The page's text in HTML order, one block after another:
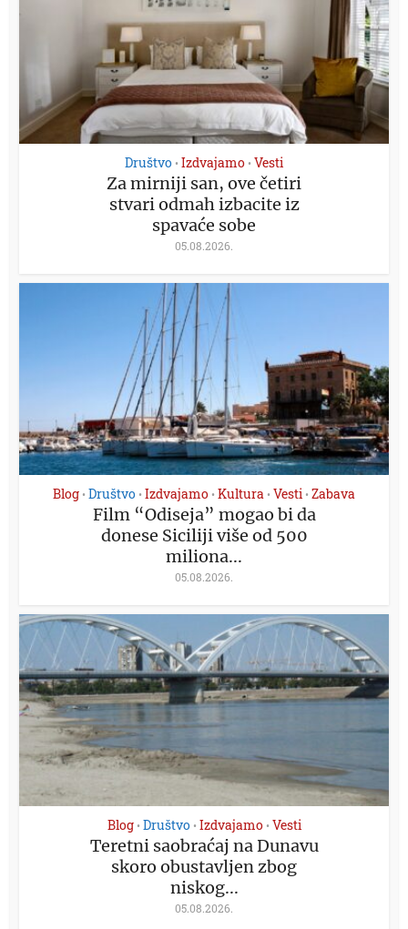
Društvo • Izdvajamo • Vesti
Za mirniji san, ove četiri
stvari odmah izbacite iz
spavaće sobe
05.08.2026.
Blog • Društvo • Izdvajamo • Kultura • Vesti • Zabava
Film “Odiseja” mogao bi da
donese Siciliji više od 500
miliona...
05.08.2026.
Blog • Društvo • Izdvajamo • Vesti
Teretni saobraćaj na Dunavu
skoro obustavljen zbog
niskog...
05.08.2026.